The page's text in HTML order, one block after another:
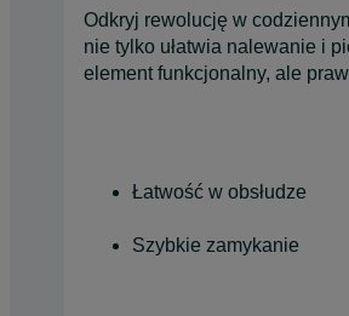
Odkryj rewolucję w
nie tylko ułatwia nalewanie i
element funkcjonalny, ale
Łatwość w obsłudze
Szybkie zamykanie